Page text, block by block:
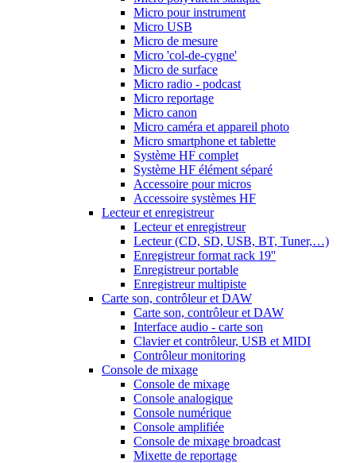
Micro pour instrument
Micro USB
Micro de mesure
Micro 'col-de-cygne'
Micro de surface
Micro radio - podcast
Micro reportage
Micro canon
Micro caméra et appareil photo
Micro smartphone et tablette
Système HF complet
Système HF élément séparé
Accessoire pour micros
Accessoire systèmes HF
Lecteur et enregistreur
Lecteur et enregistreur
Lecteur (CD, SD, USB, BT, Tuner,…)
Enregistreur format rack 19''
Enregistreur portable
Enregistreur multipiste
Carte son, contrôleur et DAW
Carte son, contrôleur et DAW
Interface audio - carte son
Clavier et contrôleur, USB et MIDI
Contrôleur monitoring
Console de mixage
Console de mixage
Console analogique
Console numérique
Console amplifiée
Console de mixage broadcast
Mixette de reportage